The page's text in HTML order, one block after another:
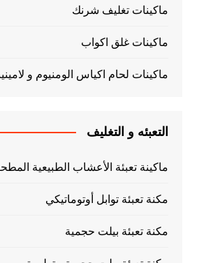
ماكينات تغليف شرنك
ماكينات غلق اكواب
ماكينات لحام اكياس الومنيوم و
التعبئه و التغليف
ماكينة تعبئة الأعشاب الطبيعية
مكنة تعبئة توابل أوتوماتيكي
مكنة تعبئة بيلت حجمية